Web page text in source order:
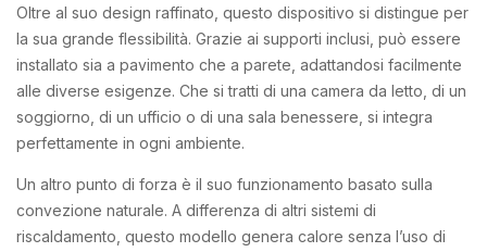
Oltre al suo design raffinato, questo dispositivo si distingue per
la sua grande flessibilità. Grazie ai supporti inclusi, può essere
installato sia a pavimento che a parete, adattandosi facilmente
alle diverse esigenze. Che si tratti di una camera da letto, di un
soggiorno, di un ufficio o di una sala benessere, si integra
perfettamente in ogni ambiente.
Un altro punto di forza è il suo funzionamento basato sulla
convezione naturale. A differenza di altri sistemi di
riscaldamento, questo modello genera calore senza l’uso di